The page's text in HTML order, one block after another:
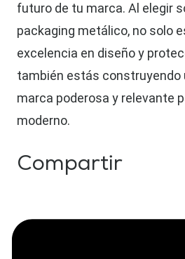
futuro de tu marca. Al elegir
packaging metálico, no solo
excelencia en diseño y
también estás construyendo
marca poderosa y relevante
moderno.
Compartir